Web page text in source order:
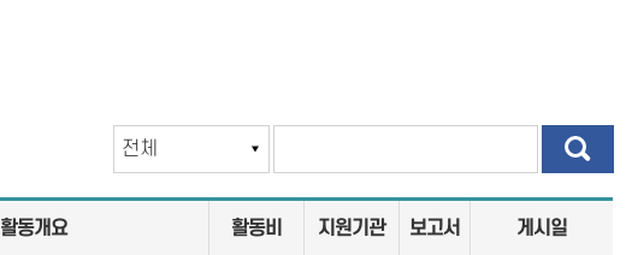
활동개요 활동비 지원기관 보고서 게시일